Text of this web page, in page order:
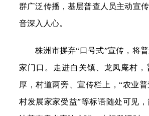
群广泛传播，基层普查人员主动宣
音深入人心。
株洲市摒弃“口号式”宣传，将
家门口。走进白关镇、龙凤庵村，
厚，村道两旁、宣传栏上，“农业
村发展家家受益”等标语随处可见，